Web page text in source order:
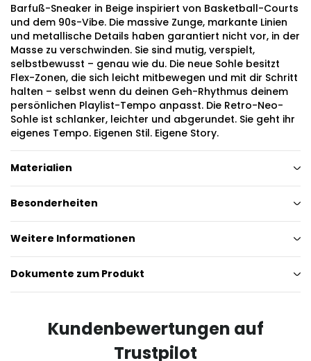
Barfuß-Sneaker in Beige inspiriert von Basketball-Courts
und dem 90s-Vibe. Die massive Zunge, markante Linien
und metallische Details haben garantiert nicht vor, in der
Masse zu verschwinden. Sie sind mutig, verspielt,
selbstbewusst – genau wie du. Die neue Sohle besitzt
Flex-Zonen, die sich leicht mitbewegen und mit dir Schritt
halten – selbst wenn du deinen Geh-Rhythmus deinem
persönlichen Playlist-Tempo anpasst. Die Retro-Neo-
Sohle ist schlanker, leichter und abgerundet. Sie geht ihr
eigenes Tempo. Eigenen Stil. Eigene Story.
Materialien
Besonderheiten
Weitere Informationen
Dokumente zum Produkt
Kundenbewertungen auf
Trustpilot